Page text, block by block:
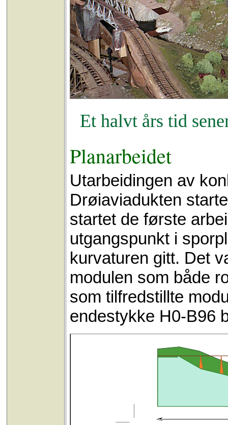
Et halvt års tid
Planarbeidet
Utarbeidingen av
Drøiaviadukten
startet de første
utgangspunkt i
kurvaturen gitt. Det
modulen som både
som tilfredstillte
endestykke H0-B96